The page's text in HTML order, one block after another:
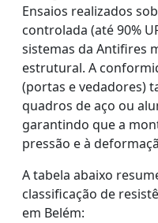
Ensaios realizados
controlada (até 90%
sistemas da Antifires
estrutural. A
(portas e vedadores)
quadros de aço ou
garantindo que a
pressão e à
A tabela abaixo
classificação de
em Belém: